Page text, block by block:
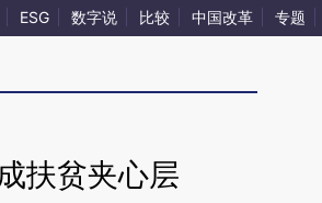
ESG 数字说 比较 中国改革 专题
扶贫夹心层